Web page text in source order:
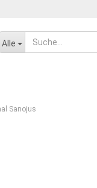
Alle
Sanojus